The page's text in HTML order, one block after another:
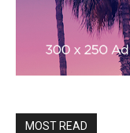
MOST READ